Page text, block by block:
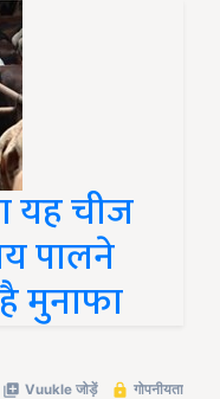
यह चीज
पालने
मुनाफा